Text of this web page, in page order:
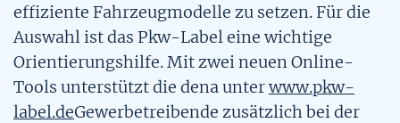
Pkw-Label erstellen
Pkw-Kostenrechner
Tool: Vergleich Alternative Antriebe
Weitere Themen
Übersicht
Stories
Übersicht
Pkw Label erstellen
Pkw Aushang erstellen
effiziente Fahrzeugmodelle zu setzen. Für die
Auswahl ist das Pkw-Label eine wichtige
Orientierungshilfe. Mit zwei neuen Online-
Tools unterstützt die dena unterwww.pkw-
label.deGewerbetreibende zusätzlich bei der